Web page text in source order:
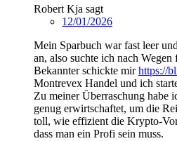
Robert Kja sagt
12/01/2026
Mein Sparbuch war fast leer
an, also suchte ich nach
Bekannter schickte mirhttps://
Montrevex Handel und ich
Zu meiner Überraschung habe
genug erwirtschaftet, um die
toll, wie effizient die Krypto-
dass man ein Profi sein muss.